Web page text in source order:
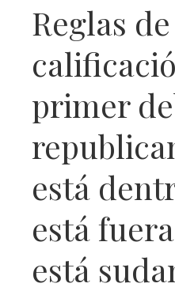
Reglas de
primer
está
está
está